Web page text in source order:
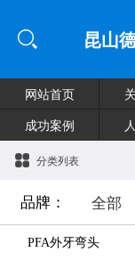
昆山
网站首页
成功案例
分类列表
品牌： 全部
PFA外牙弯头